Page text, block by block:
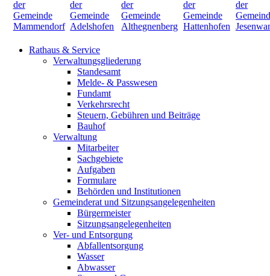
Rathaus & Service
Verwaltungsgliederung
Standesamt
Melde- & Passwesen
Fundamt
Verkehrsrecht
Steuern, Gebühren und Beiträge
Bauhof
Verwaltung
Mitarbeiter
Sachgebiete
Aufgaben
Formulare
Behörden und Institutionen
Gemeinderat und Sitzungsangelegenheiten
Bürgermeister
Sitzungsangelegenheiten
Ver- und Entsorgung
Abfallentsorgung
Wasser
Abwasser